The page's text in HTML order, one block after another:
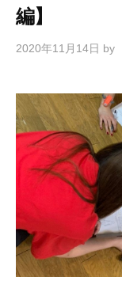
編】
2020年11月14日 by